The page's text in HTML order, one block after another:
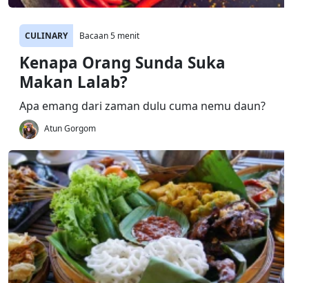
CULINARY Bacaan 5 menit
Kenapa Orang Sunda Suka
Makan Lalab?
Apa emang dari zaman dulu cuma nemu daun?
Atun Gorgom